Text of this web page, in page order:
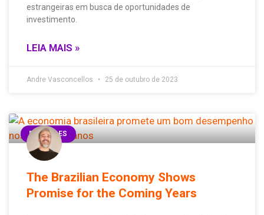
estrangeiras em busca de oportunidades de
investimento.
LEIA MAIS »
Andre Vasconcellos 25 de outubro de 2023
B2B SALES
The Brazilian Economy Shows
Promise for the Coming Years